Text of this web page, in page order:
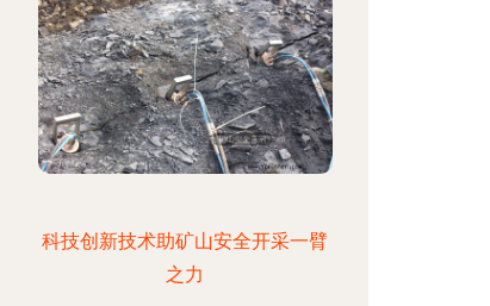
科技创新技术助矿山安全开采一臂
之力